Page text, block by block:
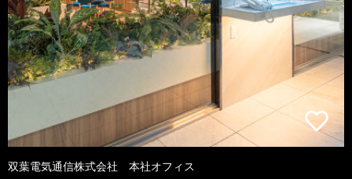
双葉電気通信株式会社 本社オフィス